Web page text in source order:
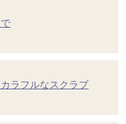
ラフルなスクラブ